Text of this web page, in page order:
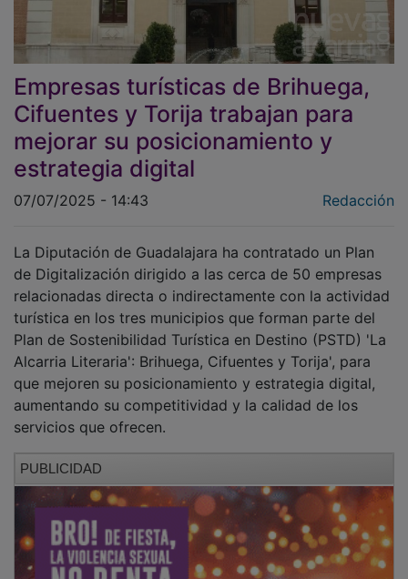
Empresas turísticas de Brihuega,
Cifuentes y Torija trabajan para
mejorar su posicionamiento y
estrategia digital
07/07/2025 - 14:43
de Digitalización dirigido a las cerca de 50 empresas
relacionadas directa o indirectamente con la actividad
turística en los tres municipios que forman parte del
Plan de Sostenibilidad Turística en Destino (PSTD) 'La
Alcarria Literaria': Brihuega, Cifuentes y Torija', para
que mejoren su posicionamiento y estrategia digital,
aumentando su competitividad y la calidad de los
servicios que ofrecen.